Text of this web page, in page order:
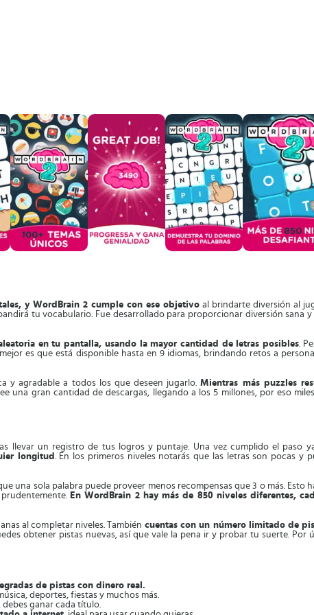
y WordBrain 2 cumple con ese objetivo al brindarte diversión al
tu vocabulario. Fue desarrollado para proporcionar diversión sana
en tu pantalla, usando la mayor cantidad de letras posibles.
es que está disponible hasta en 9 idiomas, brindando retos a
y agradable a todos los que deseen jugarlo.Mientras más puzzles
una gran cantidad de descargas, llegando a los 5 millones, por eso
llevar un registro de tus logros y puntaje. Una vez cumplido el paso
longitud . En los primeros niveles notarás que las letras son pocas y
una sola palabra puede proveer menos recompensas que 3 o más. Esto
En WordBrain 2 hay más de 850 niveles diferentes,
al completar niveles. También cuentas con un número limitado de
obtener pistas nuevas, así que vale la pena ir y probar tu suerte. Por
de pistas con dinero real.
deportes, fiestas y muchos más.
debes ganar cada título.